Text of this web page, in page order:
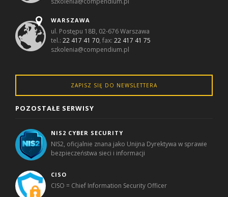
WARSZAWA
ul. Postępu 18B, 02-676 Warszawa
tel.:22 417 41 70, fax:22 417 41 75
szkolenia@compendium.pl
ZAPISZ SIĘ DO NEWSLETTERA
POZOSTAŁE SERWISY
NIS2 CYBER SECURITY
NIS2, oficjalnie znana jako Unijna Dyrektywa w sprawie
bezpieczeństwa sieci i informacji
CISO
CISO = Chief Information Security Officer